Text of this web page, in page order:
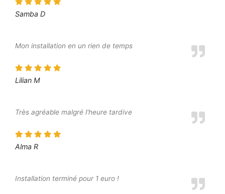
Samba D
Mon installation en un rien de temps
Lilian M
Très agréable malgré l'heure tardive
Alma R
Installation terminé pour 1 euro !